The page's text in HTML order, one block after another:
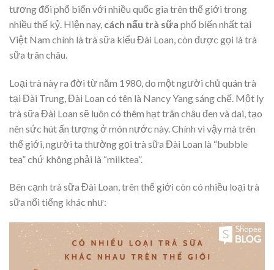
tương đối phổ biến với nhiều quốc gia trên thế giới trong
nhiều thế kỷ. Hiện nay, cách nấu trà sữa phổ biến nhất tại
Việt Nam chính là trà sữa kiểu Đài Loan, còn được gọi là trà
sữa trân châu.
Loại trà này ra đời từ năm 1980, do một người chủ quán trà
tại Đài Trung, Đài Loan có tên là Nancy Yang sáng chế. Một ly
trà sữa Đài Loan sẽ luôn có thêm hạt trân châu đen và dai, tạo
nên sức hút ấn tượng ở món nước này. Chính vì vậy mà trên
thế giới, người ta thường gọi trà sữa Đài Loan là “bubble
tea” chứ không phải là “milktea”.
Bên cạnh trà sữa Đài Loan, trên thế giới còn có nhiều loại trà
sữa nổi tiếng khác như: